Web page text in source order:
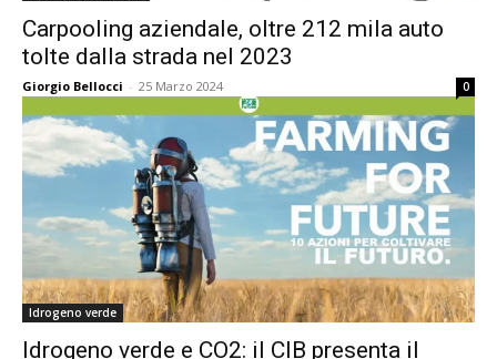
Carpooling aziendale, oltre 212 mila auto
tolte dalla strada nel 2023
Giorgio Bellocci - 25 Marzo 2024 0
Idrogeno verde
Idrogeno verde e CO2: il CIB presenta il